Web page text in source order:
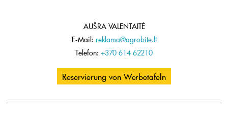
AUŠRA VALENTAITĖ
E-Mail: reklama@agrobite.lt
Telefon: +370 614 62210
Reservierung von Werbetafeln